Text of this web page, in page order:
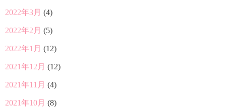
2022年3月 (4)
2022年2月 (5)
2022年1月 (12)
2021年12月 (12)
2021年11月 (4)
2021年10月 (8)